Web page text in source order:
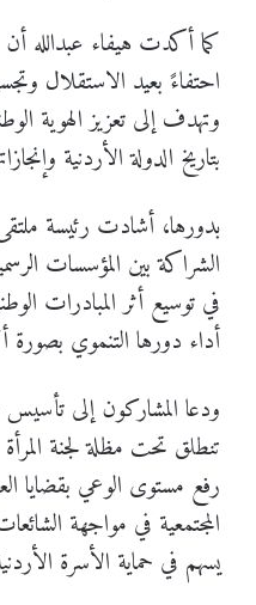
كما أكدت هيفاء عبدالله
احتفاءً بعيد الاستقلال
وتهدف إلى تعزيز الهوية
بتاريخ الدولة الأردنية
بدورها، أشادت رئيسة
الشراكة بين المؤسسات
في توسيع أثر المبادرات
أداء دورها التنموي بصورة
ودعا المشاركون إلى
تنطلق تحت مظلة لجنة
رفع مستوى الوعي بقضايا
المجتمعية في مواجهة
يسهم في حماية الأسرة